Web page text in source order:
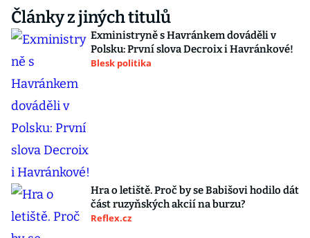
Články z jiných titulů
Exministryně s Havránkem dováděli v
Polsku: První slova Decroix i Havránkové!
Blesk politika
Hra o letiště. Proč by se Babišovi hodilo dát
část ruzyňských akcií na burzu?
Reflex.cz